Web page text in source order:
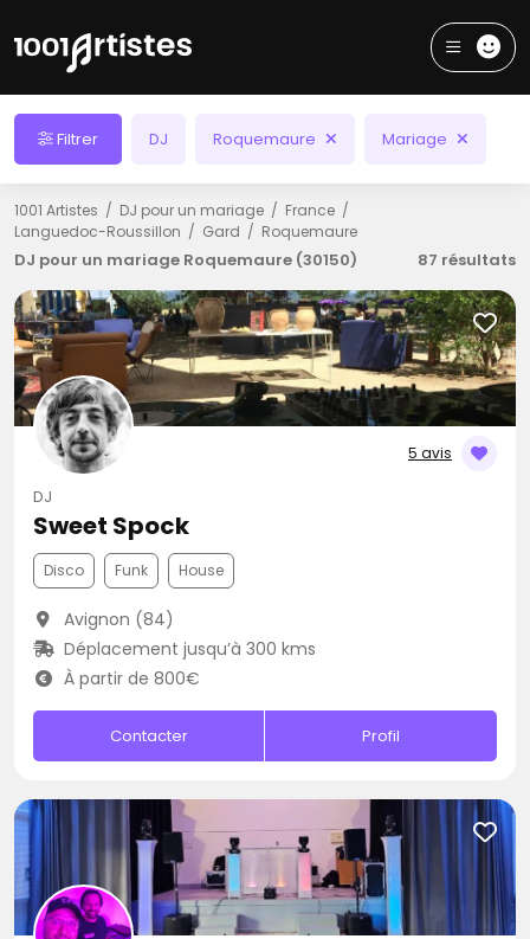
Filtrer DJ Roquemaure Mariage
1001 Artistes DJ pour un mariage
France
Languedoc-Roussillon
Gard Roquemaure
DJ pour un mariage Roquemaure (30150) 87 résultats
5 avis
DJ
Sweet Spock
Disco Funk House
Avignon (84)
Déplacement jusqu’à 300 kms
À partir de 800€
Contacter Profil